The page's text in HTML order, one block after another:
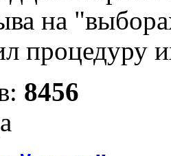
на
процедуру
8456